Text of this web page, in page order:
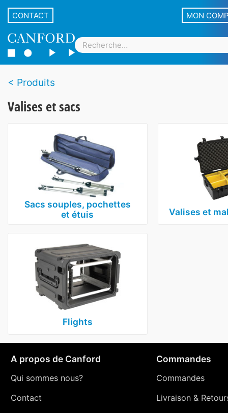
CONTACT MON
Produits
Valises et sacs
Sacs souples, pochettes
et étuis
Valises et
Flights
A propos de Canford
Qui sommes nous?
Contact
Commandes
Commandes
Livraison&